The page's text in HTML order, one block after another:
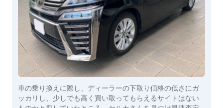
車の乗り換えに際し、ディーラーの下取り価格の低さにガ
ッカリし、少しでも高く買い取ってもらえるサイトはない